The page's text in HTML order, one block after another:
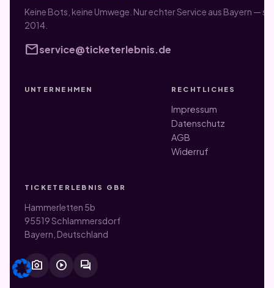
Keine Bots, keine Umwege. Nur echter Service aus Bayern —
2014.
mailservice@ticketerlebnis.de
UNTERNEHMEN RECHTLICHES
Impressum
Datenschutz
AGB
Widerruf
TICKETERLEBNIS GBR
Hammerletten 5b
95519 Schlammersdorf
Bayern, Deutschland
photo_camera play_circle forum